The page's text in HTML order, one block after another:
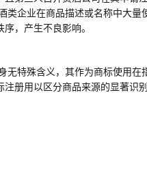
类企业在商品描述或名称中大
，产生不良影响。
无特殊含义，其作为商标使用
册用以区分商品来源的显著识别